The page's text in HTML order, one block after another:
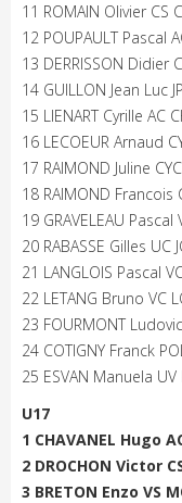
11 ROMAIN Olivier CS
12 POUPAULT Pascal
13 DERRISSON Didier
14 GUILLON Jean Luc
15 LIENART Cyrille AC
16 LECOEUR Arnaud
17 RAIMOND Juline
18 RAIMOND Francois
19 GRAVELEAU Pascal
20 RABASSE Gilles UC
21 LANGLOIS Pascal
22 LETANG Bruno VC
23 FOURMONT
24 COTIGNY Franck
25 ESVAN Manuela UV
U17
1 CHAVANEL Hugo
2 DROCHON Victor
3 BRETON Enzo VS